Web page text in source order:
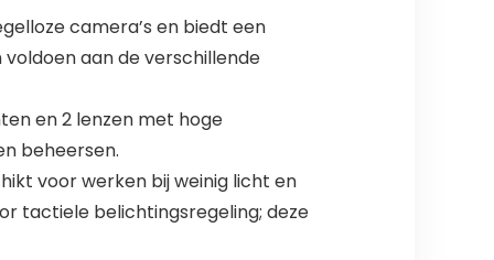
camera’s en biedt een
aan de verschillende
en 2 lenzen met hoge
beheersen.
voor werken bij weinig licht en
tactiele belichtingsregeling; deze